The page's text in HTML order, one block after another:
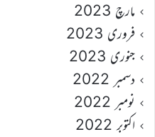
مارچ 2023
فروری 2023
جنوری 2023
دسمبر 2022
نومبر 2022
اکتوبر 2022